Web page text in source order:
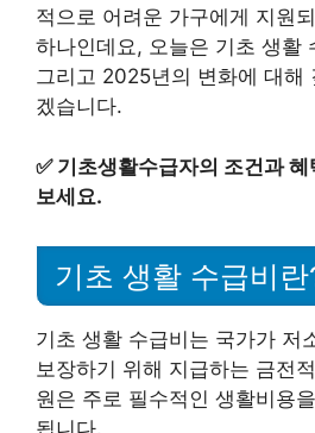
적으로 어려운 가구에게 지원
하나인데요, 오늘은 기초 생활
그리고 2025년의 변화에 대해
겠습니다.
✅ 기초생활수급자의 조건과
보세요.
기초 생활 수급비란
기초 생활 수급비는 국가가 저
보장하기 위해 지급하는 금전
원은 주로 필수적인 생활비용